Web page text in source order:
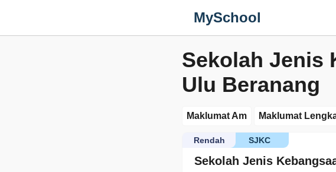
MySchool
Sekolah Jenis
Ulu Beranang
Maklumat Am Maklumat
Sekolah Jenis
SJKC
Rendah